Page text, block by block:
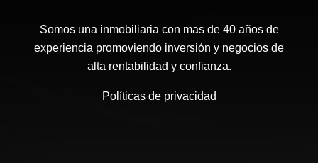
Somos una inmobiliaria con mas de 40 años de
experiencia promoviendo inversión y negocios de
alta rentabilidad y confianza.
Políticas de privacidad